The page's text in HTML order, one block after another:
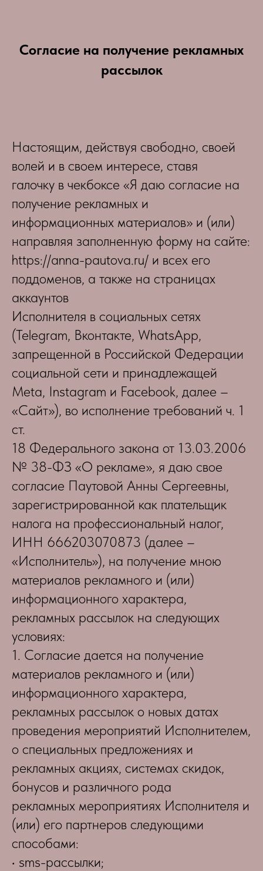
Согласие на получение рекламных
рассылок
Настоящим, действуя свободно, своей
волей и в своем интересе, ставя
галочку в чекбоксе «Я даю согласие на
получение рекламных и
информационных материалов» и (или)
направляя заполненную форму на сайте:
https://anna-pautova.ru/ и всех его
поддоменов, а также на страницах
аккаунтов
Исполнителя в социальных сетях
(Telegram, Вконтакте, WhatsApp,
запрещенной в Российской Федерации
социальной сети и принадлежащей
Meta, Instagram и Facebook, далее –
«Сайт»), во исполнение требований ч. 1
ст.
18 Федерального закона от 13.03.2006
№ 38-ФЗ «О рекламе», я даю свое
согласие Паутовой Анны Сергеевны,
зарегистрированной как плательщик
налога на профессиональный налог,
ИНН 666203070873 (далее –
«Исполнитель»), на получение мною
материалов рекламного и (или)
информационного характера,
рекламных рассылок на следующих
условиях:
1. Согласие дается на получение
материалов рекламного и (или)
информационного характера,
рекламных рассылок о новых датах
проведения мероприятий Исполнителем,
о специальных предложениях и
рекламных акциях, системах скидок,
бонусов и различного рода
рекламных мероприятиях Исполнителя и
(или) его партнеров следующими
способами:
• sms-рассылки;